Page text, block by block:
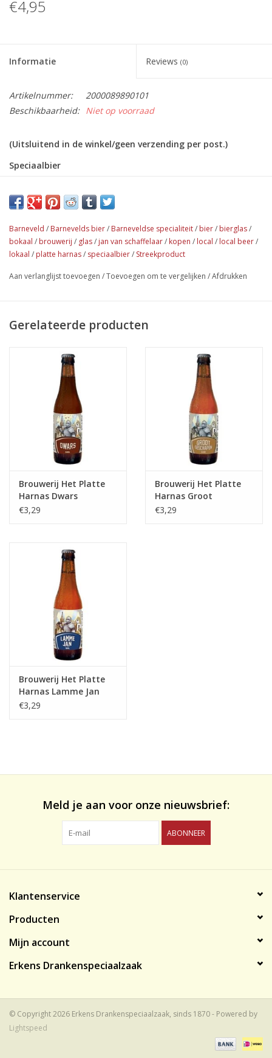
€4,95
Informatie Reviews (0)
Artikelnummer:
2000089890101
Beschikbaarheid: Niet op voorraad
(Uitsluitend in de winkel/geen verzending per post.)
Speciaalbier
Van de Barneveldse Brouwerij Het Platte Harnas. De naam is
een verwijzing naar onze Barneveldse held Jan van Schaffelaar
die van de toren sprong om zijn manschappen te redden.
Origineel 'Het Platte Harnas' glas voor de perfecte beleving van
de lokale bieren van Het Platte Harnas. Ook leuk om cadeau te
Barneveld / Barnevelds bier/ Barneveldse specialiteit/ bier/ bierglas/
bokaal / brouwerij / glas/ jan van schaffelaar/ kopen / local / local beer/
lokaal / platte harnas/ speciaalbier/ Streekproduct
Aan verlanglijst toevoegen /Toevoegen om te vergelijken /Afdrukken
Gerelateerde producten
Brouwerij Het Platte
Harnas Dwars
€3,29
Brouwerij Het Platte
Harnas Groot
Geschapen Blond
€3,29
Brouwerij Het Platte
Harnas Lamme Jan
Tripel
€3,29
Meld je aan voor onze nieuwsbrief:
ABONNEER
Klantenservice
Producten
Mijn account
Erkens Drankenspeciaalzaak
© Copyright 2026 Erkens Drankenspeciaalzaak, sinds 1870 - Powered by
Lightspeed